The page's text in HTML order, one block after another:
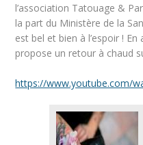
l’association Tatouage &
la part du Ministère de la
est bel et bien à l’espoir !
propose un retour à chaud
https://www.youtube.com/